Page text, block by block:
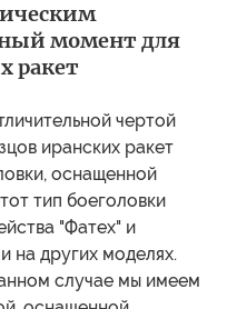
момент для
ракет
чертой
иранских ракет
оснащенной
тип боеголовки
"Фатех" и
на других моделях.
случае мы имеем